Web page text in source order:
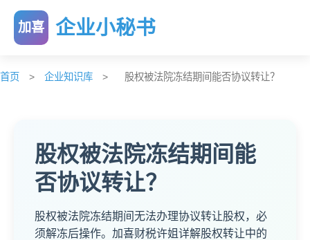
加喜 企业小秘书
首页 > 企业知识库 > 股权被法院冻结期间能否协议转让？
股权被法院冻结期间能
否协议转让？
股权被法院冻结期间无法办理协议转让股权，必
须解冻后操作。加喜财税许姐详解股权转让中的